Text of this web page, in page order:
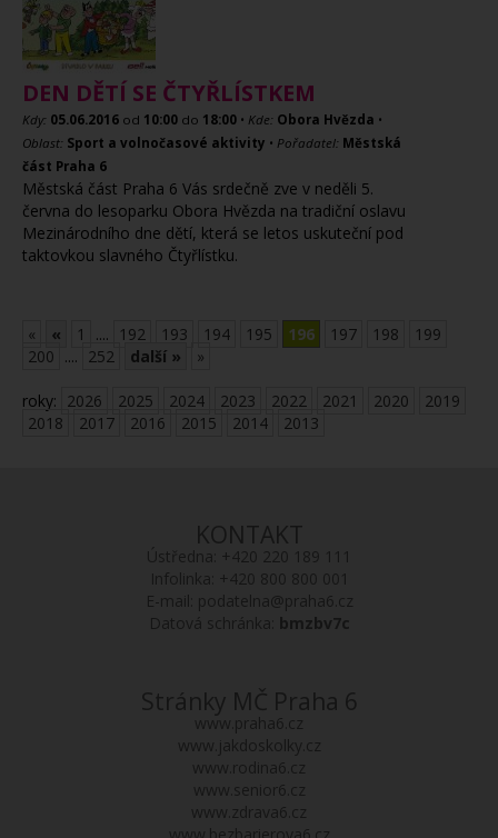
DEN DĚTÍ SE ČTYŘLÍSTKEM
Kdy: 05.06.2016 od 10:00 do 18:00 • Kde: Obora Hvězda •
Oblast: Sport a volnočasové aktivity • Pořadatel: Městská
část Praha 6
Městská část Praha 6 Vás srdečně zve v neděli 5.
června do lesoparku Obora Hvězda na tradiční oslavu
Mezinárodního dne dětí, která se letos uskuteční pod
taktovkou slavného Čtyřlístku.
« « 1 .... 192 193 194 195 196 197 198
199
200 .... 252 další » »
roky: 2026 2025 2024 2023 2022 2021 2020
2019
2018
2017 2016 2015 2014 2013
KONTAKT
Ústředna: +420 220 189 111
Infolinka: +420 800 800 001
E-mail: podatelna@praha6.cz
Datová schránka: bmzbv7c
Stránky MČ Praha 6
www.praha6.cz
www.jakdoskolky.cz
www.rodina6.cz
www.senior6.cz
www.zdrava6.cz